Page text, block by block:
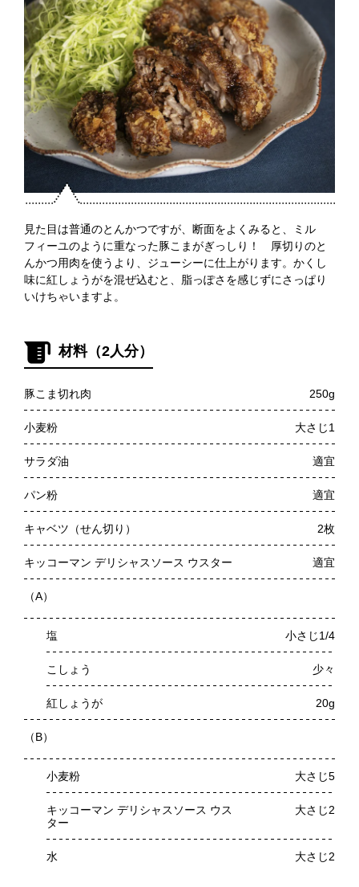
見た目は普通のとんかつですが、断面をよくみると、ミル
フィーユのように重なった豚こまがぎっしり！ 厚切りのと
んかつ用肉を使うより、ジューシーに仕上がります。かくし
味に紅しょうがを混ぜ込むと、脂っぽさを感じずにさっぱり
いけちゃいますよ。
材料（2人分）
豚こま切れ肉 250g
小麦粉 大さじ1
サラダ油 適宜
パン粉 適宜
キャベツ（せん切り） 2枚
キッコーマン デリシャスソース ウスター 適宜
（A）
塩 小さじ1/4
こしょう 少々
紅しょうが 20g
（B）
小麦粉 大さじ5
キッコーマン デリシャスソース ウス
ター
大さじ2
水 大さじ2